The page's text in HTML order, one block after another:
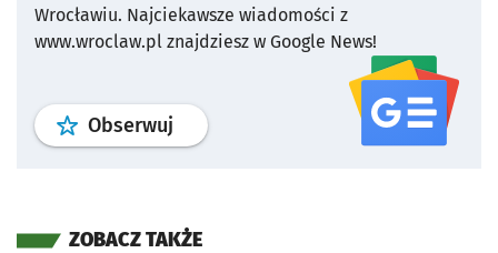
Wrocławiu. Najciekawsze wiadomości z
www.wroclaw.pl znajdziesz w Google News!
Obserwuj profil serwisu
ZOBACZ TAKŻE